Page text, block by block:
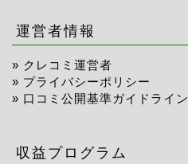
運営者情報
» クレコミ運営者
» プライバシーポリシー
» 口コミ公開基準ガイドライン
収益プログラム